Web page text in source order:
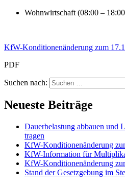
Wohnwirtschaft (08:00 –
KfW-Konditionenänderung zum
PDF
Suchen nach:
Neueste Beiträge
Dauerbelastung abbauen und
tragen
KfW-Konditionenänderung
KfW-Information für
KfW-Konditionenänderung
Stand der Gesetzgebung im